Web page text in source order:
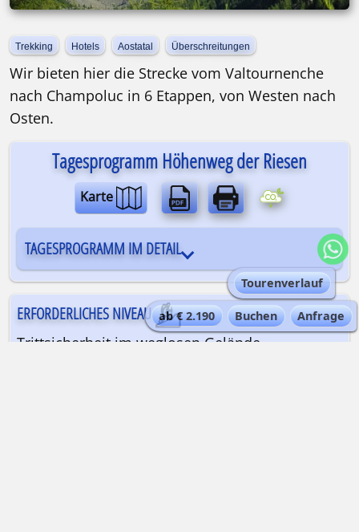
ab € 2.190 Buchen Anfrage
Tourenverlauf
Trekking Hotels Aostatal Überschreitungen
Wir bieten hier die Strecke vom Valtournenche
nach Champoluc in 6 Etappen, von Westen nach
Osten.
Tagesprogramm Höhenweg der Riesen
Karte
TAGESPROGRAMM IM DETAIL
ERFORDERLICHES NIVEAU
Trittsicherheit im weglosen Gelände,